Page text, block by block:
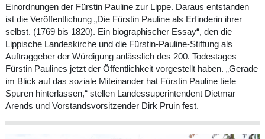
Einordnungen der Fürstin Pauline zur Lippe. Daraus entstanden
ist die Veröffentlichung „Die Fürstin Pauline als Erfinderin ihrer
selbst. (1769 bis 1820). Ein biographischer Essay“, den die
Lippische Landeskirche und die Fürstin-Pauline-Stiftung als
Auftraggeber der Würdigung anlässlich des 200. Todestages
Fürstin Paulines jetzt der Öffentlichkeit vorgestellt haben. „Gerade
im Blick auf das soziale Miteinander hat Fürstin Pauline tiefe
Spuren hinterlassen,“ stellen Landessuperintendent Dietmar
Arends und Vorstandsvorsitzender Dirk Pruin fest.